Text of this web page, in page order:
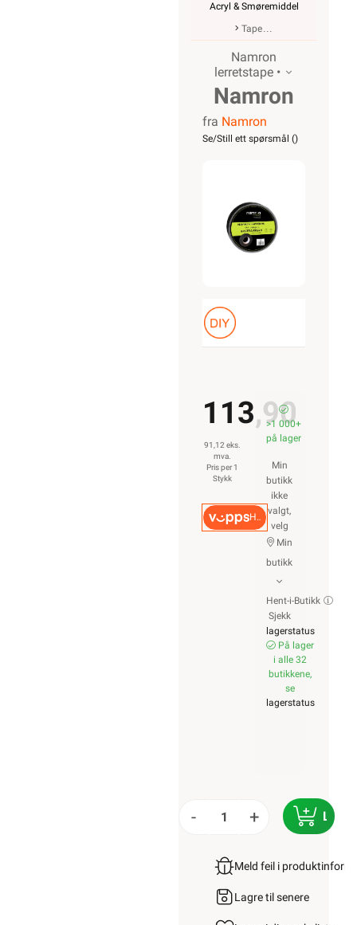
Acryl & Smøremiddel
Tape
Namron
lerretstape •
Namron
gaffatape
sort Pro
fra Namron
Se/Still ett spørsmål ()
113,90
91,12 eks.
mva.
Pris per 1
Stykk
Hurtigkasse
>1 000+
på lager
Min
butikk
ikke
valgt,
velg
Min
butikk
Hent-i-Butikk
Sjekk
lagerstatus
På lager
i alle 32
butikkene,
se
lagerstatus
- +
Meld feil i
Lagre til senere